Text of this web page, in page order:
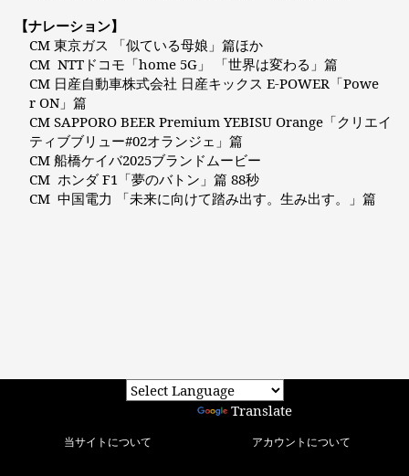
【ナレーション】
CM 東京ガス 「似ている母娘」篇ほか
CM NTTドコモ「home 5G」 「世界は変わる」篇
CM 日産自動車株式会社 日産キックス E-POWER「Powe
r ON」篇
CM SAPPORO BEER Premium YEBISU Orange「クリエイ
ティブブリュー#02オランジェ」篇
CM 船橋ケイバ2025ブランドムービー
CM ホンダ F1「夢のバトン」篇 88秒
CM 中国電力 「未来に向けて踏み出す。生み出す。」篇
Translate
当サイトについて アカウントについて